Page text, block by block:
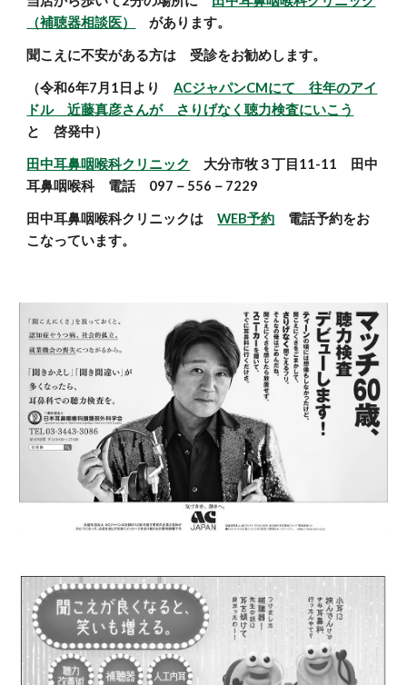
（補聴器相談医）
があります。
聞こえに不安がある方は 受診をお勧めします。
（令和6年7月1日よりACジャパンCMにて 往年のアイ
ドル 近藤真彦さんが さりげなく聴力検査にいこう
と 啓発中）
田中耳鼻咽喉科クリニック
大分市牧３丁目11-11 田中
耳鼻咽喉科 電話 097－556－7229
田中耳鼻咽喉科クリニックはWEB予約 電話予約をお
こなっています。